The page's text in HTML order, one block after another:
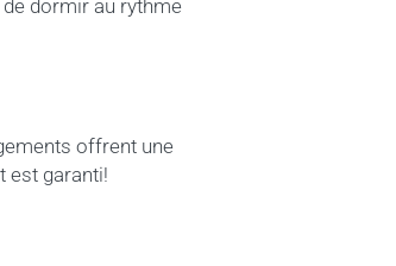
dormir au rythme
offrent une
est garanti!